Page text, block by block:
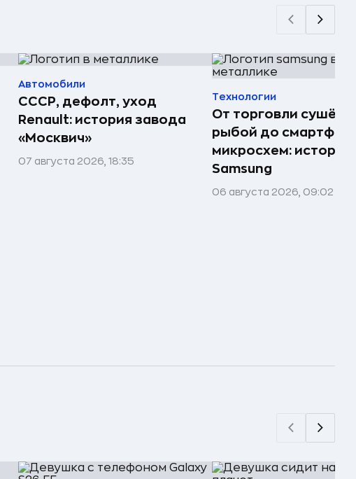
Автомобили
СССР, дефолт, уход
Renault: история завода
«Москвич»
07 августа 2026, 18:35
Технологии
От торговли
рыбой до
микросхем: история
Samsung
06 августа 2026, 09:02